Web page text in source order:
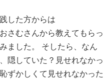
した方からは
さむさんから教えてもらっ
ました。 そしたら、なん
隠していた？見せれなかっ
ずかしくて見せれなかった